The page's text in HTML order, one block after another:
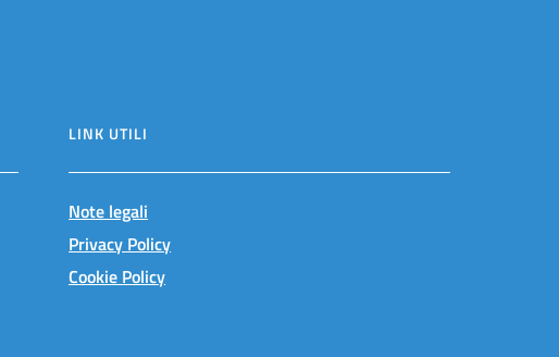
LINK UTILI
Note legali
Privacy Policy
Cookie Policy